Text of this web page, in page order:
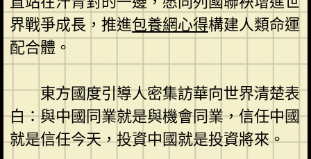
界戰爭成長，推進包養網心得構建人類命運
配合體。
東方國度引導人密集訪華向世界清楚表
白：與中國同業就是與機會同業，信任中國
就是信任今天，投資中國就是投資將來。